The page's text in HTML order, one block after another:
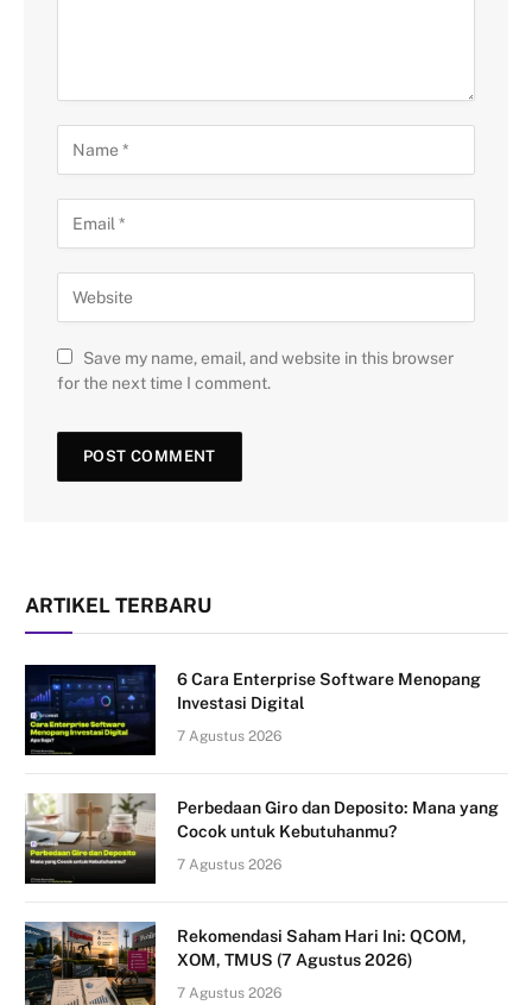
Save my name, email, and website in this browser
for the next time I comment.
ARTIKEL TERBARU
6 Cara Enterprise Software Menopang
Investasi Digital
7 Agustus 2026
Perbedaan Giro dan Deposito: Mana yang
Cocok untuk Kebutuhanmu?
7 Agustus 2026
Rekomendasi Saham Hari Ini: QCOM,
XOM, TMUS (7 Agustus 2026)
7 Agustus 2026